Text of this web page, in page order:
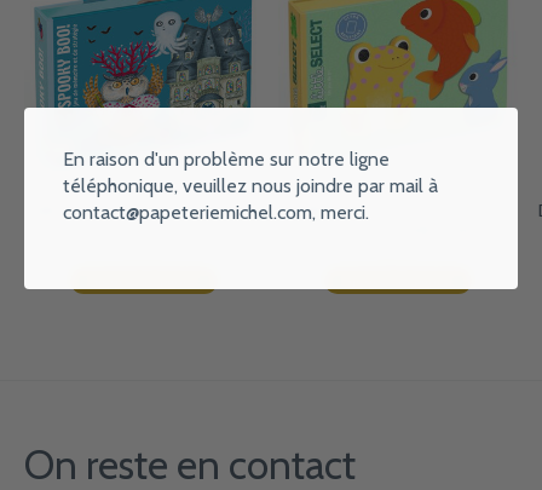
DJECO Jeux De Cartes Spooky
Boo !
DJECO Jeux De Cartes Des
On reste en contact
En raison d'un problème sur notre ligne
téléphonique, veuillez nous joindre par mail à
contact@papeteriemichel.com, merci.